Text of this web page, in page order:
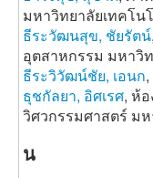
มหาวิทยาลัยเทคโน
ธีระวัฒนสุข, ชัยรัตน์
อุตสาหกรรม มหาวิ
ธีระวิวัฒน์ชัย, เอนก
ธุชกัลยา, อิศเรศ, ห้
วิศวกรรมศาสตร์ ม
น